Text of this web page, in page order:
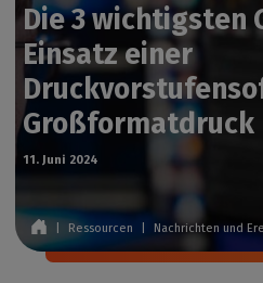
Die 3 wichtigsten
Einsatz einer
Großformatdruck
11. Juni 2024
Ressourcen Nachrichten und